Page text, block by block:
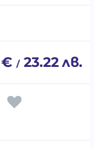
€ / 23.22лв.